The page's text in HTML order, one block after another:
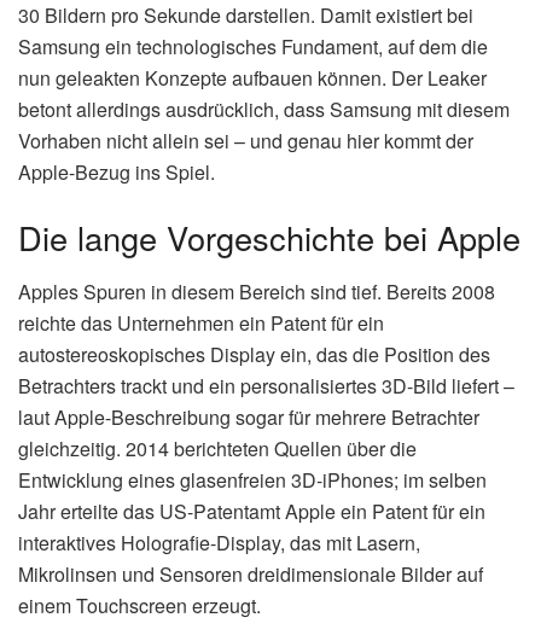
30 Bildern pro Sekunde darstellen. Damit existiert bei
Samsung ein technologisches Fundament, auf dem die
nun geleakten Konzepte aufbauen können. Der Leaker
betont allerdings ausdrücklich, dass Samsung mit diesem
Vorhaben nicht allein sei – und genau hier kommt der
Apple-Bezug ins Spiel.
Die lange Vorgeschichte bei Apple
Apples Spuren in diesem Bereich sind tief. Bereits 2008
reichte das Unternehmen ein Patent für ein
autostereoskopisches Display ein, das die Position des
Betrachters trackt und ein personalisiertes 3D-Bild liefert –
laut Apple-Beschreibung sogar für mehrere Betrachter
gleichzeitig. 2014 berichteten Quellen über die
Entwicklung eines glasenfreien 3D-iPhones; im selben
Jahr erteilte das US-Patentamt Apple ein Patent für ein
interaktives Holografie-Display, das mit Lasern,
Mikrolinsen und Sensoren dreidimensionale Bilder auf
einem Touchscreen erzeugt.